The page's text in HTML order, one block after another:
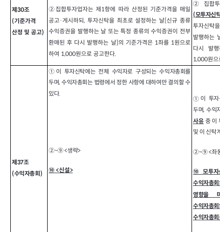
제30조
(기준가격
산정 및 공고)
② 집합투자업자는 제1항에 따라 산정된 기준가격을 매일
공고·게시하되, 투자신탁을 최초로 설정하는 날[신규 종류
수익증권을 발행하는 날 또는 특정 종류의 수익증권이 전부
환매된 후 다시 발행하는 날]의 기준가격은 1좌를 1원으로
하여 1,000원으로 공고한다.
② 집합
(모투자
투자신탁
발행하는
다시 발
1,000원으
제37조
(수익자총회)
① 이 투자신탁에는 전체 수익자로 구성되는 수익자총회를
두며, 수익자총회는 법령에서 정한 사항에 대하여만 결의할 수
있다.
②~⑨ <생략>
⑩ <신설>
① 이 투
두며, 수익
사유 중 이
및 이 신탁
②~⑨ <좌
⑩모투
수익자총
영향을
수익자총
수익자총